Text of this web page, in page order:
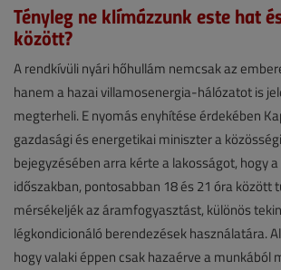
Tényleg ne klímázzunk este hat
között?
Hírek
2026.
június
26.
|
VGF&HKL
online
A rendkívüli nyári hőhullám nemcsak az
hanem a hazai villamosenergia-hálózatot is
megterheli. E nyomás enyhítése érdekében
gazdasági és energetikai miniszter a
bejegyzésében arra kérte a lakosságot, hogy
időszakban, pontosabban 18 és 21 óra között
mérsékeljék az áramfogyasztást, különös
légkondicionáló berendezések használatára.
hogy valaki éppen csak hazaérve a munkából